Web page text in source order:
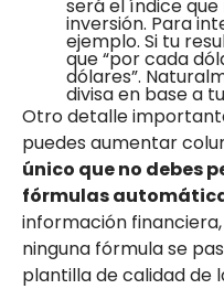
será el índice
inversión. Para
ejemplo. Si tu
que “por cada
dólares”.
divisa en base a
Otro detalle
puedes aumentar
único que no debes
fórmulas
información
ninguna fórmula se
plantilla de calidad de